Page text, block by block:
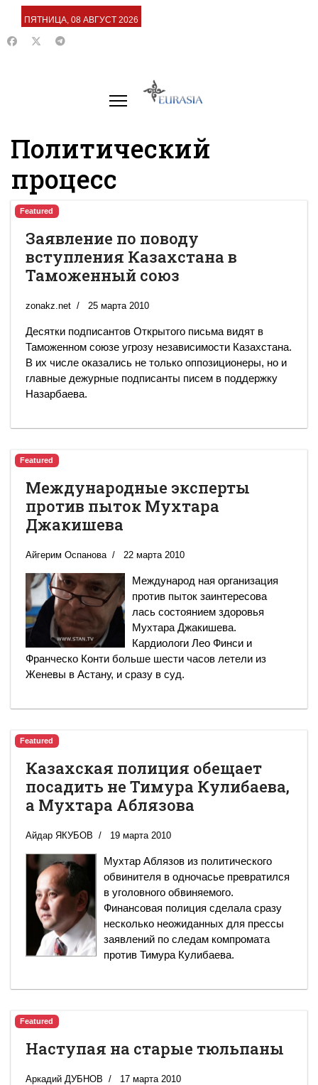
ПЯТНИЦА, 08 АВГУСТ 2026
Политический
процесс
Featured
Заявление по поводу
вступления Казахстана в
Таможенный союз
zonakz.net 25 марта 2010
Десятки подписантов Открытого письма видят в
Таможенном союзе угрозу независимости Казахстана.
В их числе оказались не только оппозиционеры, но и
главные дежурные подписанты писем в поддержку
Назарбаева.
Featured
Международные эксперты
против пыток Мухтара
Джакишева
Айгерим Оспанова 22 марта 2010
Международ ная организация
против пыток заинтересова
лась состоянием здоровья
Мухтара Джакишева.
Кардиологи Лео Финси и
Франческо Конти больше шести часов летели из
Женевы в Астану, и сразу в суд.
Featured
Казахская полиция обещает
посадить не Тимура Кулибаева,
а Мухтара Аблязова
Айдар ЯКУБОВ 19 марта 2010
Мухтар Аблязов из политического
обвинителя в одночасье превратился
в уголовного обвиняемого.
Финансовая полиция сделала сразу
несколько неожиданных для прессы
заявлений по следам компромата
против Тимура Кулибаева.
Featured
Наступая на старые тюльпаны
Аркадий ДУБНОВ 17 марта 2010